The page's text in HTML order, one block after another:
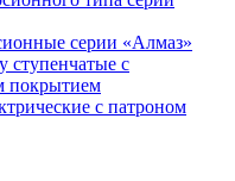
серии «Алмаз»
ступенчатые с
покрытием
с патроном